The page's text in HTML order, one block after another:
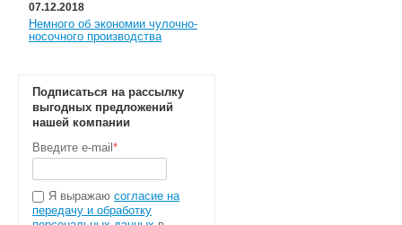
07.12.2018
Немного об экономии чулочно-
носочного производства
Подписаться на рассылку
выгодных предложений
нашей компании
Введите e-mail *
Я выражаю согласие на
передачу и обработку